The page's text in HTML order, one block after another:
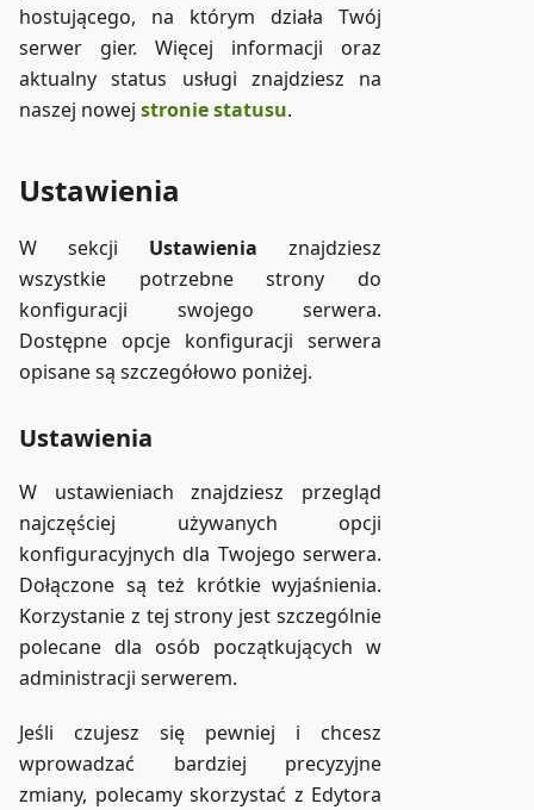
hostującego, na którym działa Twój
serwer gier. Więcej informacji oraz
aktualny status usługi znajdziesz na
naszej nowej stronie statusu.
Ustawienia
W sekcji Ustawienia znajdziesz
wszystkie potrzebne strony do
konfiguracji swojego serwera.
Dostępne opcje konfiguracji serwera
opisane są szczegółowo poniżej.
Ustawienia
W ustawieniach znajdziesz przegląd
najczęściej używanych opcji
konfiguracyjnych dla Twojego serwera.
Dołączone są też krótkie wyjaśnienia.
Korzystanie z tej strony jest szczególnie
polecane dla osób początkujących w
administracji serwerem.
Jeśli czujesz się pewniej i chcesz
wprowadzać bardziej precyzyjne
zmiany, polecamy skorzystać z Edytora